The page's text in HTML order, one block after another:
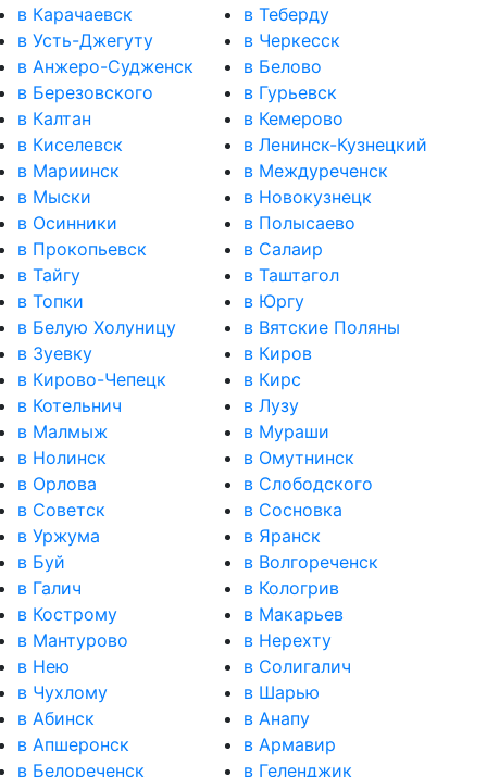
в Карачаевск
в Теберду
в Усть-Джегуту
в Черкесск
в Анжеро-Судженск
в Белово
в Березовского
в Гурьевск
в Калтан
в Кемерово
в Киселевск
в Ленинск-Кузнецкий
в Мариинск
в Междуреченск
в Мыски
в Новокузнецк
в Осинники
в Полысаево
в Прокопьевск
в Салаир
в Тайгу
в Таштагол
в Топки
в Юргу
в Белую Холуницу
в Вятские Поляны
в Зуевку
в Киров
в Кирово-Чепецк
в Кирс
в Котельнич
в Лузу
в Малмыж
в Мураши
в Нолинск
в Омутнинск
в Орлова
в Слободского
в Советск
в Сосновка
в Уржума
в Яранск
в Буй
в Волгореченск
в Галич
в Кологрив
в Кострому
в Макарьев
в Мантурово
в Нерехту
в Нею
в Солигалич
в Чухлому
в Шарью
в Абинск
в Анапу
в Апшеронск
в Армавир
в Белореченск
в Геленджик